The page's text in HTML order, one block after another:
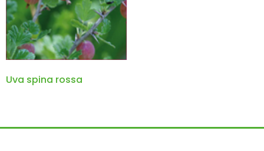
Uva spina rossa